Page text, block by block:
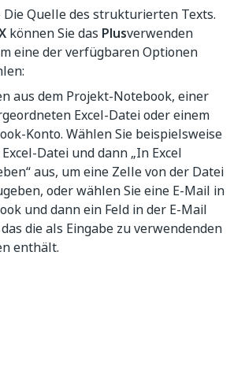
Die Quelle des strukturierten Texts.
können Sie das Plusverwenden
eine der verfügbaren Optionen
aus dem Projekt-Notebook, einer
Excel-Datei oder einem
Konto. Wählen Sie beispielsweise
Datei und dann „In Excel
aus, um eine Zelle von der Datei
oder wählen Sie eine E-Mail in
und dann ein Feld in der E-Mail
die als Eingabe zu verwendenden
enthält.